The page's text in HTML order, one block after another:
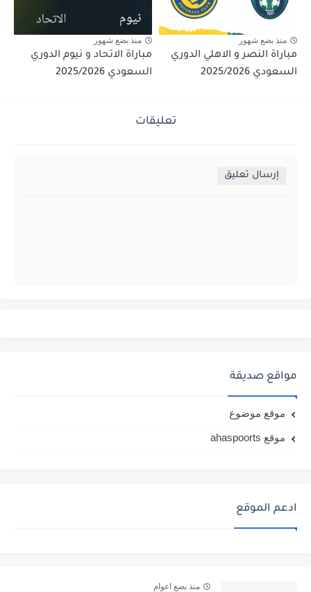
منذ بضع شهور
مباراة النصر و الاهلي الدوري
السعودي 2025/2026
منذ بضع شهور
مباراة الاتحاد و نيوم الدوري
السعودي 2025/2026
تعليقات
إرسال تعليق
مواقع صديقة
موقع موضوع
موقع ahaspoorts
ادعم الموقع
منذ بضع اعوام